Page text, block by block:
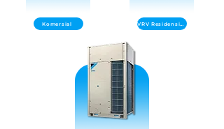
Komersial VRV Residensial